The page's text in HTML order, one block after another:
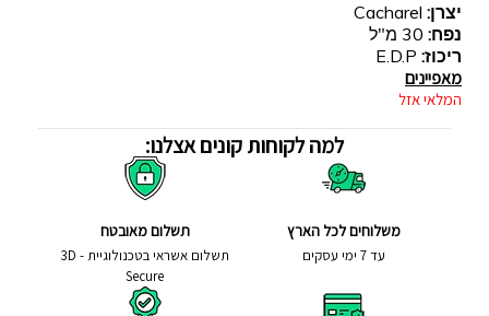
יצרן:
נפח:
ריכוז:
מאפיינים
המלאי אזל
למה לקוחות קונים אצלנו:
משלוחים לכל הארץ
עד 7 ימי עסקים
תשלום מאובטח
תשלום אשראי בטכנולוגיית - 3D
Secure